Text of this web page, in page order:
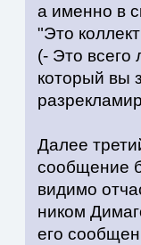
а именно в
"Это
(- Это всего
который вы
Далее
сообщение
видимо
ником
его